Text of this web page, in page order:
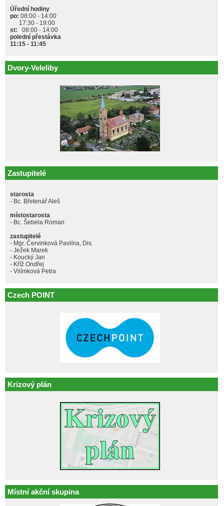
Úřední hodiny
po: 08:00 - 14:00
17:30 - 19:00
st: 08:00 - 14:00
polední přestávka
11:15 - 11:45
Dvory-Veleliby
Zastupitelé
starosta
- Bc. Břetenář Aleš
místostarosta
- Bc. Šebela Roman
zastupitelé
- Mgr. Červinková Pavlína, Dis.
- Ježek Marek
- Koucký Jan
- Kříž Ondřej
- Vilímková Petra
Czech POINT
Krizový plán
Místní akční skupina